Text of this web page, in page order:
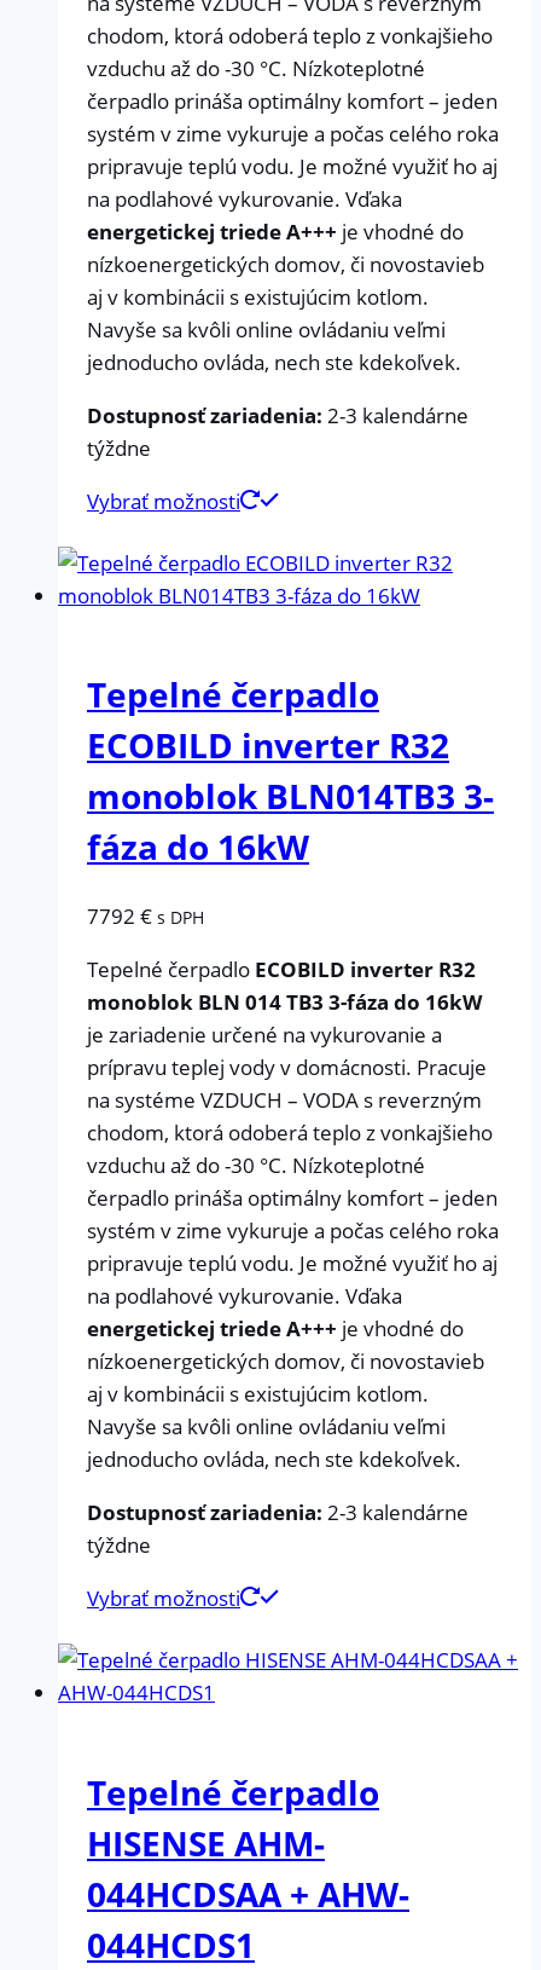
chodom, ktorá odoberá teplo z vonkajšieho
vzduchu až do -30 °C. Nízkoteplotné
čerpadlo prináša optimálny komfort – jeden
systém v zime vykuruje a počas celého roka
pripravuje teplú vodu. Je možné využiť ho aj
na podlahové vykurovanie. Vďaka
energetickej triede A+++ je vhodné do
nízkoenergetických domov, či novostavieb
aj v kombinácii s existujúcim kotlom.
Navyše sa kvôli online ovládaniu veľmi
jednoducho ovláda, nech ste kdekoľvek.
Dostupnosť zariadenia: 2-3 kalendárne
týždne
Vybrať možnosti
Tepelné čerpadlo
ECOBILD inverter R32
monoblok BLN014TB3 3-
fáza do 16kW
7792 € s DPH
Tepelné čerpadlo ECOBILD inverter R32
monoblok BLN 014 TB3 3-fáza do 16kW
je zariadenie určené na vykurovanie a
prípravu teplej vody v domácnosti. Pracuje
na systéme VZDUCH – VODA s reverzným
chodom, ktorá odoberá teplo z vonkajšieho
vzduchu až do -30 °C. Nízkoteplotné
čerpadlo prináša optimálny komfort – jeden
systém v zime vykuruje a počas celého roka
pripravuje teplú vodu. Je možné využiť ho aj
na podlahové vykurovanie. Vďaka
energetickej triede A+++ je vhodné do
nízkoenergetických domov, či novostavieb
aj v kombinácii s existujúcim kotlom.
Navyše sa kvôli online ovládaniu veľmi
jednoducho ovláda, nech ste kdekoľvek.
Dostupnosť zariadenia: 2-3 kalendárne
týždne
Vybrať možnosti
Tepelné čerpadlo
HISENSE AHM-
044HCDSAA + AHW-
044HCDS1